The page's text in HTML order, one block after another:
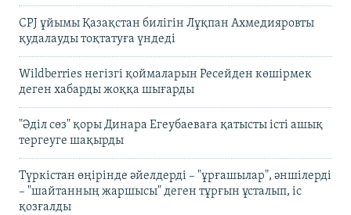
CPJ ұйымы Қазақстан билігін Лұқпан Ахмедияровты
қудалауды тоқтатуға үндеді
Wildberries негізгі қоймаларын Ресейден көшірмек
деген хабарды жоққа шығарды
"Әділ сөз" қоры Динара Егеубаеваға қатысты істі ашық
тергеуге шақырды
Түркістан өңірінде әйелдерді – "ұрғашылар", әншілерді
– "шайтанның жаршысы" деген тұрғын ұсталып, іс
қозғалды